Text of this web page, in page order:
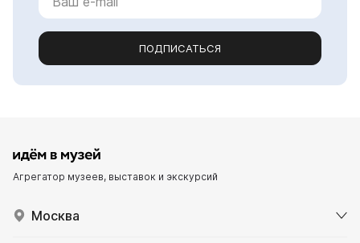
ПОДПИСАТЬСЯ
Агрегатор музеев, выставок и экскурсий
Москва